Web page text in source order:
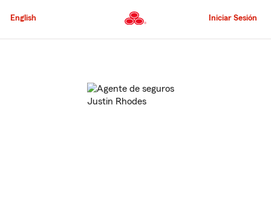
al
principal
English Iniciar Sesión